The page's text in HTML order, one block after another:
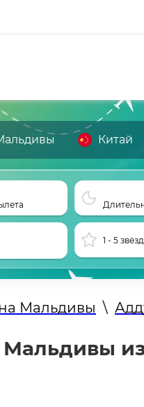
Китай
1 - 5 звёзд
Мальдивы \